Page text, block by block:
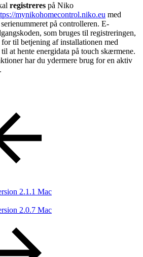
registreres på Niko
mynikohomecontrol.niko.eu med
på controlleren. E-
som bruges til registreringen,
for til betjening af installationen med
at hente energidata på touch skærmene.
har du ydermere brug for en aktiv
2.1.1 Mac
2.0.7 Mac